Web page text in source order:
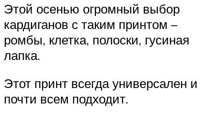
Этой осенью огромный выбор
кардиганов с таким принтом –
ромбы, клетка, полоски, гусиная
лапка.
Этот принт всегда универсален и
почти всем подходит.